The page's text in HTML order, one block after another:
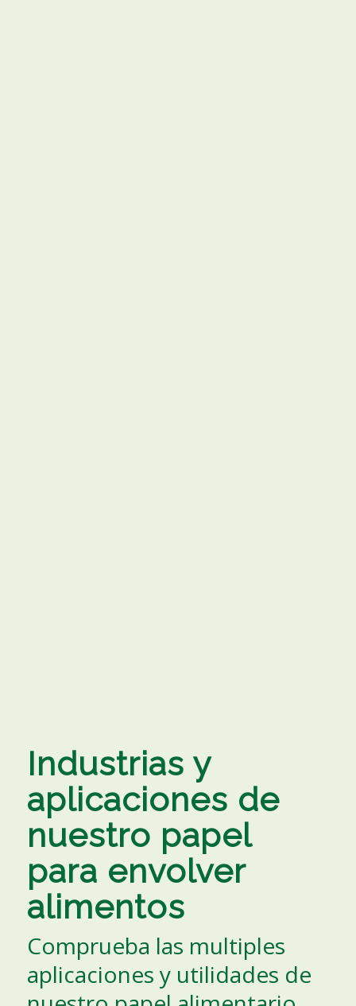
Industrias y
aplicaciones de
nuestro papel
para envolver
alimentos
Comprueba las multiples
aplicaciones y utilidades de